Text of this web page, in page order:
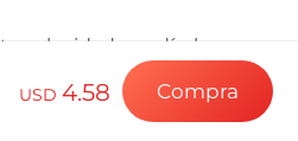
a
velocidad por día, luego
ilimitado
cada 24 horas cuenta
USD4.58 Compra